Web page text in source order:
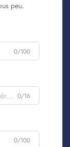
peu.
0/100
0/16
0/100